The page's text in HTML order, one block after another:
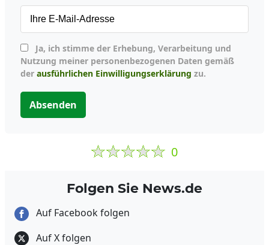
Nutzung meiner personenbezogenen Daten gemäß
der ausführlichen Einwilligungserklärung zu.
Absenden
0
Folgen Sie News.de
Auf Facebook folgen
Auf X folgen